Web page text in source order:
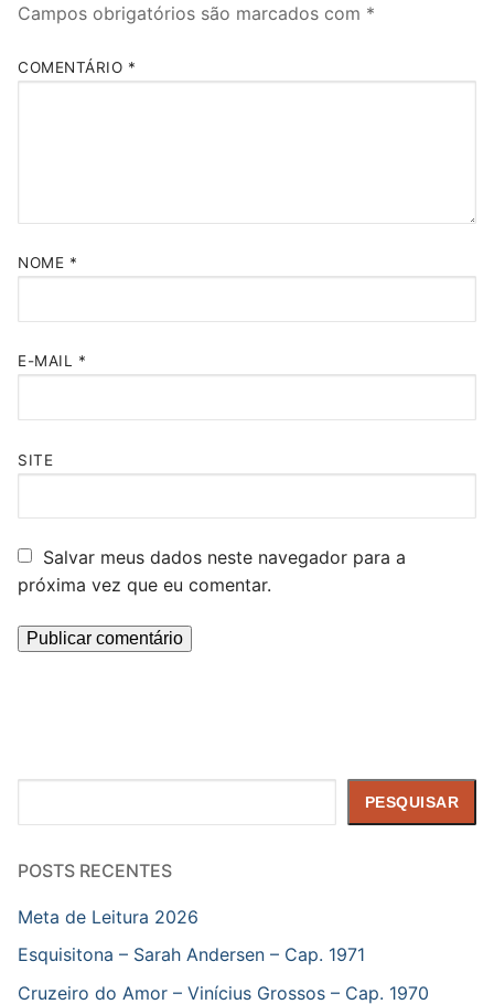
Campos obrigatórios são marcados com *
COMENTÁRIO *
NOME *
E-MAIL *
SITE
Salvar meus dados neste navegador para a
próxima vez que eu comentar.
PESQUISAR
POSTS RECENTES
Meta de Leitura 2026
Esquisitona – Sarah Andersen – Cap. 1971
Cruzeiro do Amor – Vinícius Grossos – Cap. 1970